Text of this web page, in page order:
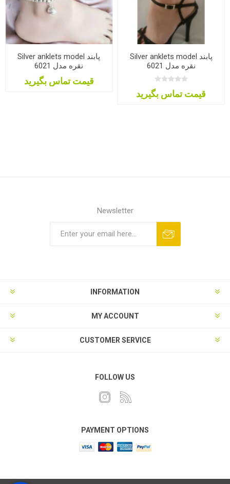
Silver anklets model پابند
نقره مدل 6021
قیمت تماس بگیرید
Silver anklets model پابند
نقره مدل 6021
قیمت تماس بگیرید
Newsletter
INFORMATION
MY ACCOUNT
CUSTOMER SERVICE
FOLLOW US
PAYMENT OPTIONS